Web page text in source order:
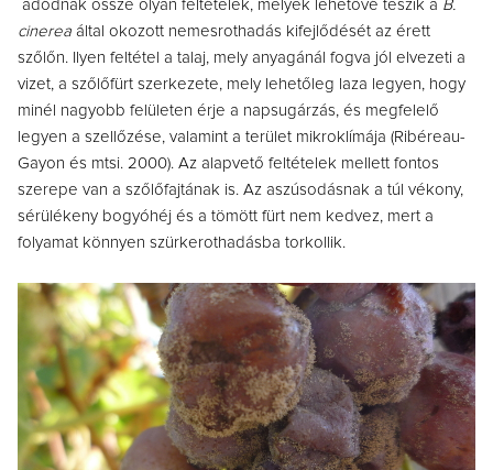
adódnak össze olyan feltételek, melyek lehetővé teszik a B.
cinerea által okozott nemesrothadás kifejlődését az érett
szőlőn. Ilyen feltétel a talaj, mely anyagánál fogva jól elvezeti a
vizet, a szőlőfürt szerkezete, mely lehetőleg laza legyen, hogy
minél nagyobb felületen érje a napsugárzás, és megfelelő
legyen a szellőzése, valamint a terület mikroklímája (Ribéreau-
Gayon és mtsi. 2000). Az alapvető feltételek mellett fontos
szerepe van a szőlőfajtának is. Az aszúsodásnak a túl vékony,
sérülékeny bogyóhéj és a tömött fürt nem kedvez, mert a
folyamat könnyen szürkerothadásba torkollik.